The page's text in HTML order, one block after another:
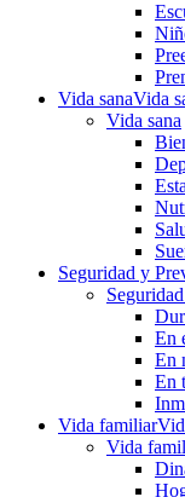
Vida sanaVida
Vida sana
Seguridad y
En
En
En
Vida familiar
Vida